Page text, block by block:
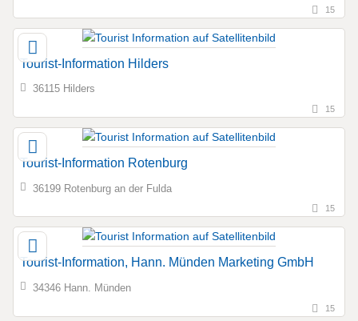
15
Tourist-Information Hilders
36115 Hilders
15
Tourist-Information Rotenburg
36199 Rotenburg an der Fulda
15
Tourist-Information, Hann. Münden Marketing GmbH
34346 Hann. Münden
15